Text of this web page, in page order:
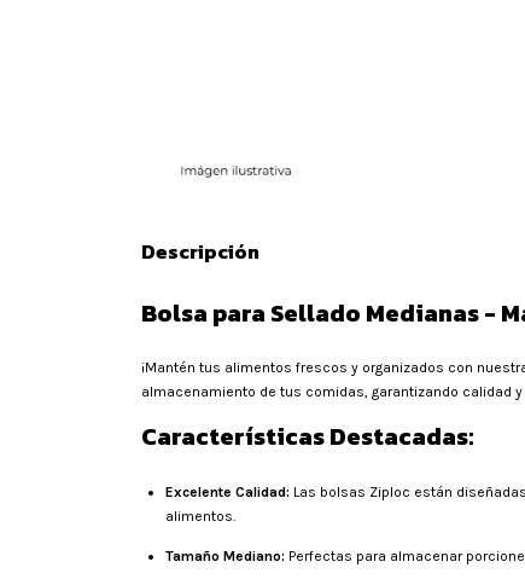
Descripción
Bolsa para Sellado Medianas -
¡Mantén tus alimentos frescos y organizados con
almacenamiento de tus comidas, garantizando calidad y
Características Destacadas:
Excelente Calidad: Las bolsas Ziploc están
alimentos.
Tamaño Mediano: Perfectas para almacenar